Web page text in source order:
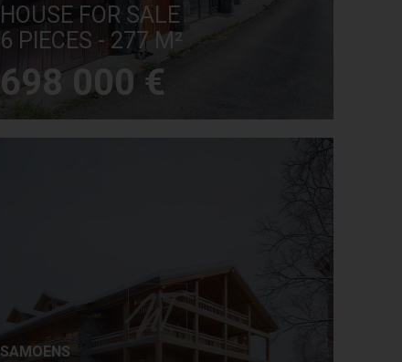
HOUSE FOR SALE
6 PIECES - 277 M²
698 000 €
SAMOENS